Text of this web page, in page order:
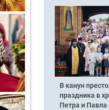
В канун
праздника в
Петра и Павла